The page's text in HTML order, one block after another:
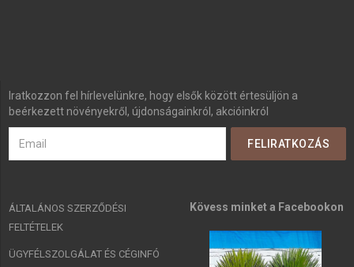
Iratkozzon fel hírlevelünkre, hogy elsők között értesüljön a
beérkezett növényekről, újdonságainkról, akcióinkról
ÁLTALÁNOS SZERZŐDÉSI
FELTÉTELEK
ÜGYFÉLSZOLGÁLAT ÉS CÉGINFÓ
Kövess minket a Facebookon